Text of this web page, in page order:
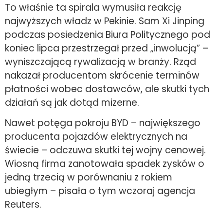
To właśnie ta spirala wymusiła reakcję
najwyższych władz w Pekinie. Sam Xi Jinping
podczas posiedzenia Biura Politycznego pod
koniec lipca przestrzegał przed „inwolucją” –
wyniszczającą rywalizacją w branży. Rząd
nakazał producentom skrócenie terminów
płatności wobec dostawców, ale skutki tych
działań są jak dotąd mizerne.
Nawet potęga pokroju BYD – największego
producenta pojazdów elektrycznych na
świecie – odczuwa skutki tej wojny cenowej.
Wiosną firma zanotowała spadek zysków o
jedną trzecią w porównaniu z rokiem
ubiegłym – pisała o tym wczoraj agencja
Reuters.